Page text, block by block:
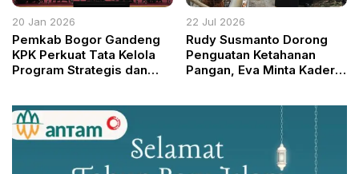
20 Jan 2026
Pemkab Bogor Gandeng
KPK Perkuat Tata Kelola
Program Strategis dan
22 Jul 2026
Rudy Susmanto Dorong
Penguatan Ketahanan
Pangan, Eva Minta Kader